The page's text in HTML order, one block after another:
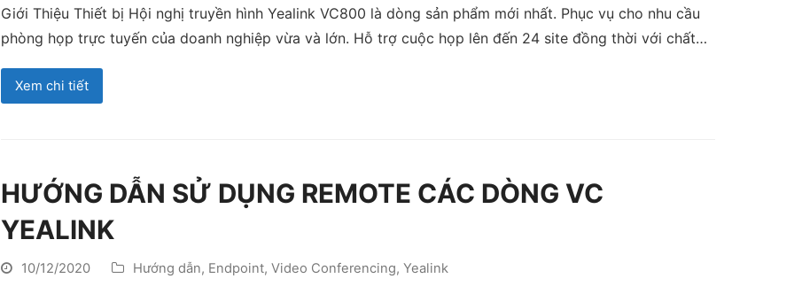
Giới Thiệu Thiết bị Hội nghị truyền hình Yealink VC800 là dòng sản phẩm mới nhất. Phục vụ cho nhu cầu
phòng họp trực tuyến của doanh nghiệp vừa và lớn. Hỗ trợ cuộc họp lên đến 24 site đồng thời với chất…
Xem chi tiết
HƯỚNG DẪN SỬ DỤNG REMOTE CÁC DÒNG VC
YEALINK
10/12/2020 Hướng dẫn, Endpoint, Video Conferencing, Yealink